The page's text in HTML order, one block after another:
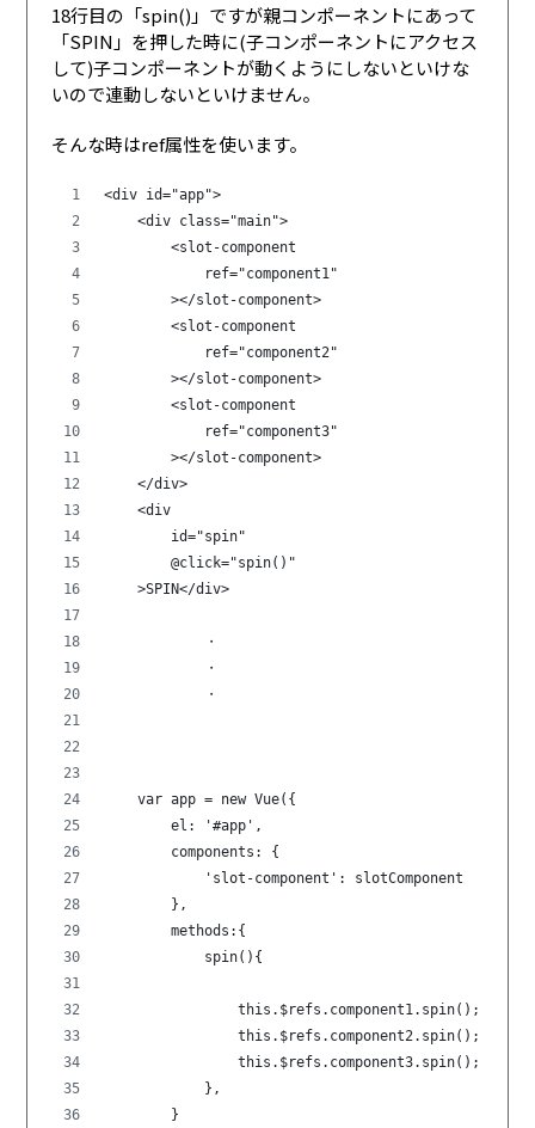
18行目の「spin()」ですが親コンポーネントにあって
「SPIN」を押した時に(子コンポーネントにアクセス
して)子コンポーネントが動くようにしないといけな
いので連動しないといけません。
そんな時はref属性を使います。
<div id="app">
    <div class="main">
        <slot-component
            ref="component1"
        ></slot-component>
        <slot-component
            ref="component2"
        ></slot-component>
        <slot-component
            ref="component3"
        ></slot-component>
    </div>
    <div
        id="spin"
        @click="spin()"
    >SPIN</div>
            ・
            ・
            ・
    var app = new Vue({
        el: '#app',
        components: {
            'slot-component': slotComponent
        },
        methods:{
            spin(){
                this.$refs.component1.spin();
                this.$refs.component2.spin();
                this.$refs.component3.spin();
            },
        }